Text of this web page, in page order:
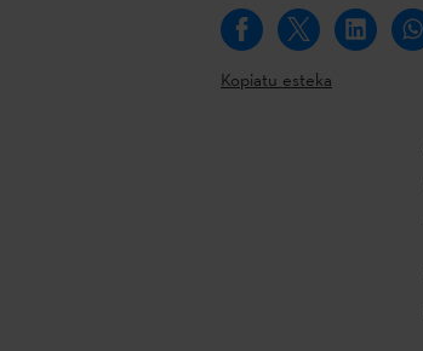
Kopiatu esteka